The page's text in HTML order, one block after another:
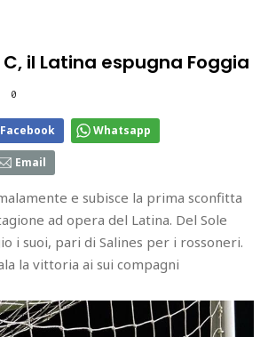
C, il Latina espugna Foggia
0
Facebook Whatsapp
Email
e subisce la prima sconfitta
ad opera del Latina. Del Sole
i suoi, pari di Salines per i rossoneri.
la vittoria ai sui compagni